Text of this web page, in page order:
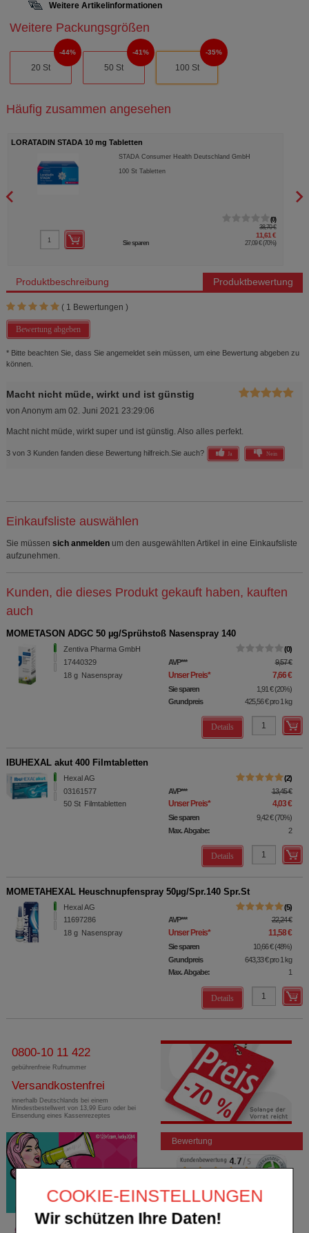
COOKIE-EINSTELLUNGEN
Wir schützen Ihre Daten!
Weitere Artikelinformationen
Weitere Packungsgrößen
20 St
44%
50 St
41%
100 St
35%
Häufig zusammen angesehen
LORATADIN STADA 10 mg Tabletten
STADA Consumer Health Deutschland GmbH
100St Tabletten
0
38,70 €
11,61 €
Sie sparen 27,09 € (70%)
Produktbeschreibung Produktbewertung
( 1 Bewertungen )
Bewertung abgeben
* Bitte beachten Sie, dass Sie angemeldet sein müssen, um eine Bewertung abgeben zu
können.
Macht nicht müde, wirkt und ist günstig
von Anonym am 02. Juni 2021 23:29:06
Macht nicht müde, wirkt super und ist günstig. Also alles perfekt.
3 von 3 Kunden fanden diese Bewertung hilfreich. Sie auch? Ja Nein
Einkaufsliste auswählen
Sie müssen sich anmelden um den ausgewählten Artikel in eine Einkaufsliste
aufzunehmen.
Kunden, die dieses Produkt gekauft haben, kauften
auch
MOMETASON ADGC 50 µg/Sprühstoß Nasenspray 140
Zentiva Pharma GmbH
17440329
18 g Nasenspray
0
AVP*** 9,57 €
Unser Preis* 7,66 €
Sie sparen 1,91 € (20%)
Grundpreis
425,56 €pro 1 kg
Details
IBUHEXAL akut 400 Filmtabletten
Hexal AG
03161577
50 St Filmtabletten
2
AVP*** 13,45 €
Unser Preis* 4,03 €
Sie sparen 9,42 € (70%)
Max. Abgabe:
2
Details
MOMETAHEXAL Heuschnupfenspray 50µg/Spr.140 Spr.St
Hexal AG
11697286
18 g Nasenspray
5
AVP*** 22,24 €
Unser Preis* 11,58 €
Sie sparen 10,66 € (48%)
Grundpreis
643,33 €pro 1 kg
Max. Abgabe:
1
Details
0800-10 11 422
gebührenfreie Rufnummer
Versandkostenfrei
innerhalb Deutschlands bei einem
Mindestbestellwert von 13,99 Euro oder bei
Einsendung eines Kassenrezeptes
Bewertung